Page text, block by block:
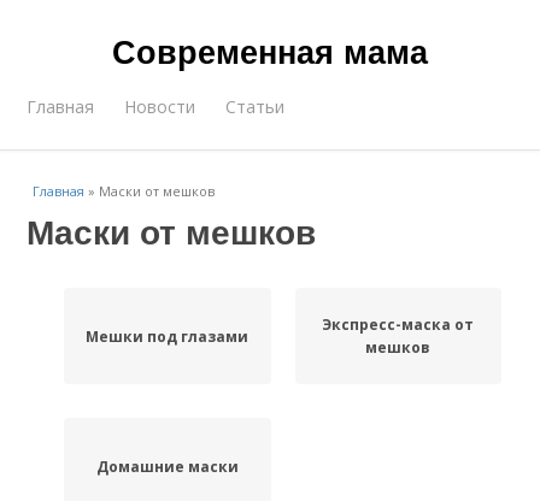
Современная мама
Главная Новости Статьи
Главная » Маски от мешков
Маски от мешков
Мешки под глазами
Экспресс-маска от
мешков
Домашние маски